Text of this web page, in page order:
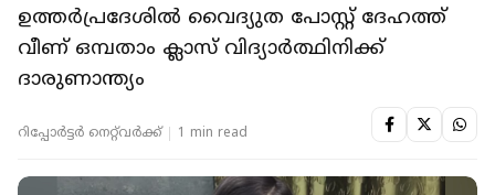
ഉത്തര്‍പ്രദേശിൽ വൈദ്യുത പോസ്റ്റ് ദേഹത്ത്
വീണ് ഒമ്പതാം ക്ലാസ് വിദ്യാര്‍ത്ഥിനിക്ക്
ദാരുണാന്ത്യം
റിപ്പോർട്ടർ നെറ്റ്‌വര്‍ക്ക്‌ 1 min read